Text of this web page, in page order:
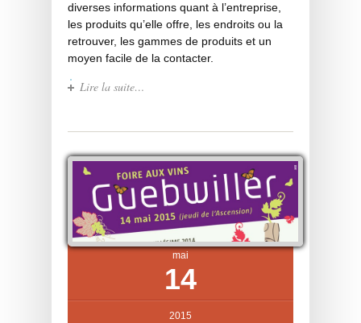
diverses informations quant à l’entreprise,
les produits qu’elle offre, les endroits ou la
retrouver, les gammes de produits et un
moyen facile de la contacter.
Lire la suite…
mai
14
2015